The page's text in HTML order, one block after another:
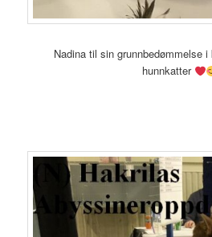
Nadina til sin grunnbedømmelse
hunnkatter